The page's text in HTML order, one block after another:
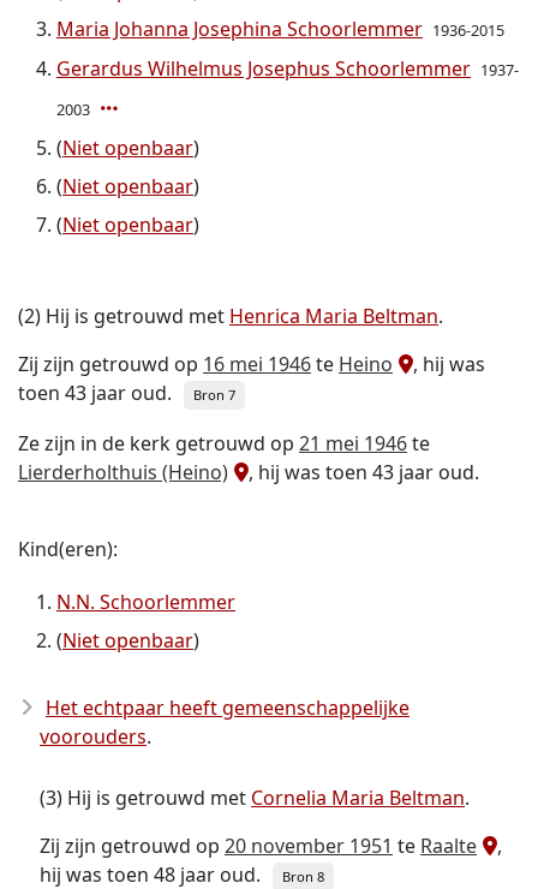
Maria Johanna Josephina Schoorlemmer 1936-2015
Gerardus Wilhelmus Josephus Schoorlemmer 1937-
2003
(Niet openbaar)
(Niet openbaar)
(Niet openbaar)
(2) Hij is getrouwd met Henrica Maria Beltman.
Zij zijn getrouwd op 16 mei 1946te Heino
, hij was
toen 43 jaar oud.
Bron 7
Ze zijn in de kerk getrouwd op 21 mei 1946te
Lierderholthuis (Heino)
, hij was toen 43 jaar oud.
Kind(eren):
N.N. Schoorlemmer
(Niet openbaar)
Het echtpaar heeft gemeenschappelijke
voorouders.
(3) Hij is getrouwd met Cornelia Maria Beltman.
Zij zijn getrouwd op 20 november 1951 te Raalte
,
hij was toen 48 jaar oud.
Bron 8